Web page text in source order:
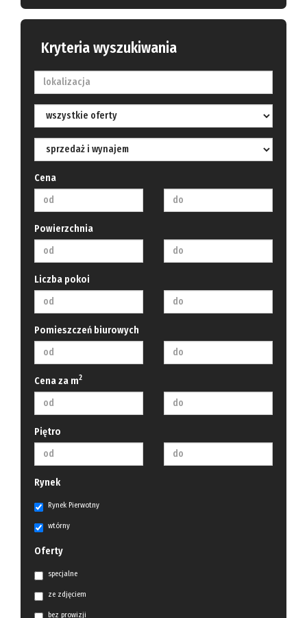
Kryteria wyszukiwania
Cena
Powierzchnia
Liczba pokoi
Pomieszczeń biurowych
Cena za m2
Piętro
Rynek
Rynek Pierwotny
wtórny
Oferty
specjalne
ze zdjęciem
bez prowizji